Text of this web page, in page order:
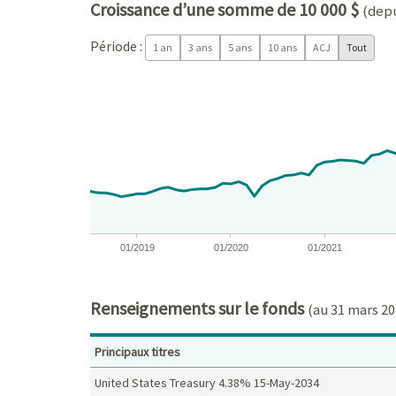
Croissance d’une somme de 10 000 $
Période : 1 an 3 ans 5 ans 10 ans ACJ Tout
The chart has 1 X axis displaying Time. Data
The chart has 1 Y axis displaying values. Data
01/2019 01/2020 01/2021
Renseignements sur le fonds(au 31 mars
Principaux titres
United States Treasury 4.38% 15-May-2034